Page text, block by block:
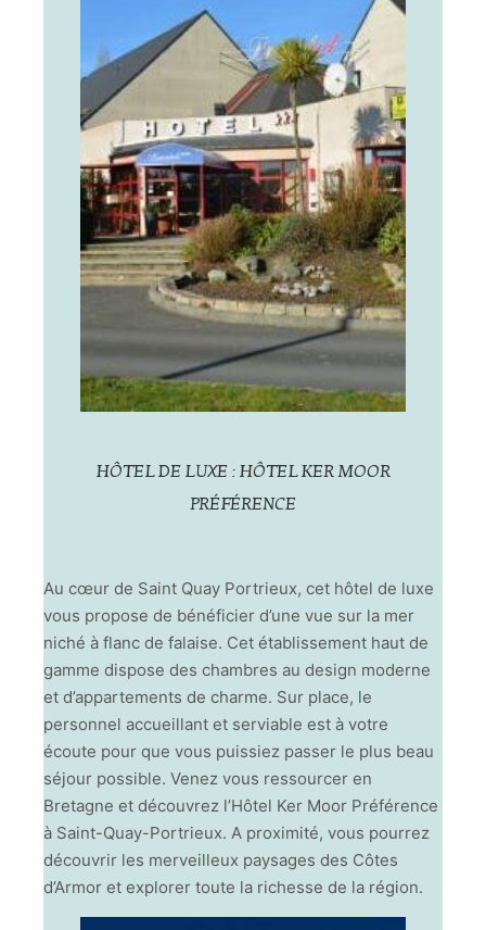
HÔTEL DE LUXE : HÔTEL KER MOOR
PRÉFÉRENCE
Au cœur de Saint Quay Portrieux, cet hôtel de luxe
vous propose de bénéficier d’une vue sur la mer
niché à flanc de falaise. Cet établissement haut de
gamme dispose des chambres au design moderne
et d’appartements de charme. Sur place, le
personnel accueillant et serviable est à votre
écoute pour que vous puissiez passer le plus beau
séjour possible. Venez vous ressourcer en
Bretagne et découvrez l’Hôtel Ker Moor Préférence
à Saint-Quay-Portrieux. A proximité, vous pourrez
découvrir les merveilleux paysages des Côtes
d’Armor et explorer toute la richesse de la région.